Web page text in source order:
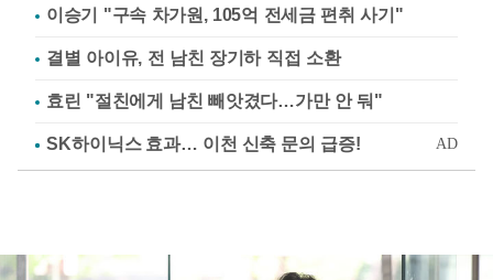
이승기 "구속 차가원, 105억 전세금 편취 사기"
결별 아이유, 전 남친 장기하 직접 소환
효린 "절친에게 남친 빼앗겼다…가만 안 둬"